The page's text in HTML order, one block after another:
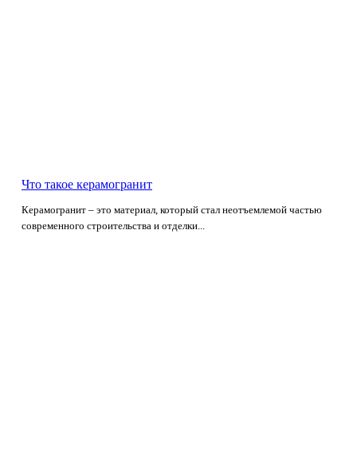
Что такое керамогранит
Керамогранит – это материал, который стал неотъемлемой частью
современного строительства и отделки...